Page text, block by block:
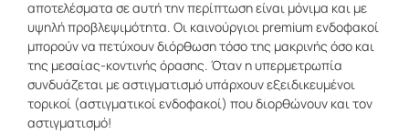
αποτελέσματα σε αυτή την περίπτωση είναι μόνιμα και με
υψηλή προβλεψιμότητα. Οι καινούργιοι premium ενδοφακοί
μπορούν να πετύχουν διόρθωση τόσο της μακρινής όσο και
της μεσαίας-κοντινής όρασης. Όταν η υπερμετρωπία
συνδυάζεται με αστιγματισμό υπάρχουν εξειδικευμένοι
τορικοί (αστιγματικοί ενδοφακοί) που διορθώνουν και τον
αστιγματισμό!